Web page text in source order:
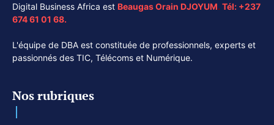
Digital Business Africa est Beaugas Orain DJOYUM. Tél: +237
674 61 01 68.
L'équipe de DBA est constituée de professionnels, experts et
passionnés des TIC, Télécoms et Numérique.
Nos rubriques